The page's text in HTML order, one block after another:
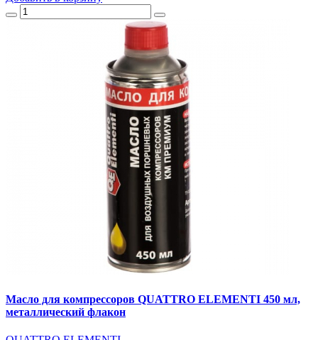
Масло для компрессоров QUATTRO ELEMENTI 450 мл,
металлический флакон